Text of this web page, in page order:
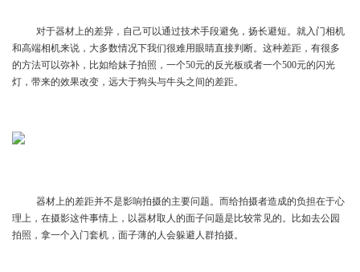
对于器材上的差异，自己可以通过技术手段避免，扬长避短。就入门相机
和高端相机来说，大多数情况下我们很难用眼睛直接判断。这种差距，有很多
的方法可以弥补，比如给妹子拍照，一个50元的反光板或者一个500元的闪光
灯，带来的效果改变，远大于狗头与牛头之间的差距。
器材上的差距并不是影响拍摄的主要问题。而给拍摄者造成的负担在于心
理上，在摄影这件事情上，以器材取人的面子问题是比较常见的。比如去公园
拍照，拿一个入门套机，面子薄的人会躲避人群拍摄。